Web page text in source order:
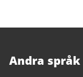
Andra språk